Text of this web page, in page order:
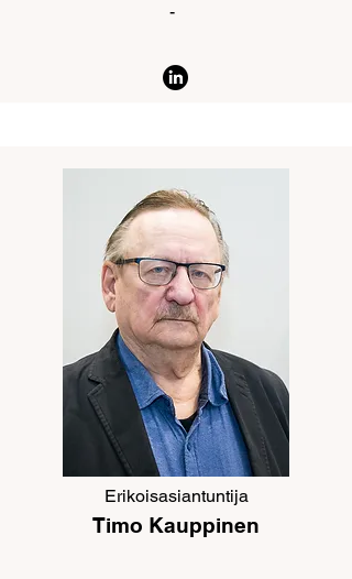
-
Erikoisasiantuntija
Timo Kauppinen